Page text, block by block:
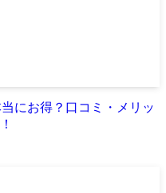
にお得？口コミ・メリッ